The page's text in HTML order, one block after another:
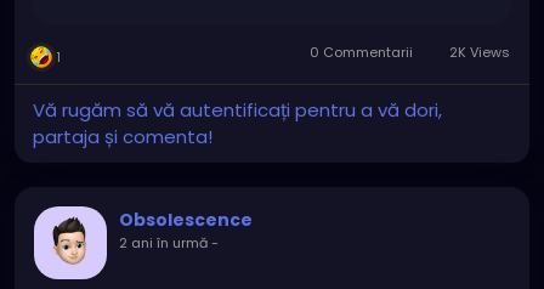
1 0 Commentarii 2K Views
Vă rugăm să vă autentificați pentru a vă dori,
partaja și comenta!
Obsolescence
2 ani în urmă-